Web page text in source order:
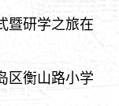
暨研学之旅在
区衡山路小学